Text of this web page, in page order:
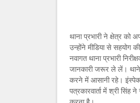
थाना प्रभारी ने क्षेत्र को
उन्होंने मीडिया से सहयोग
नवागत थाना प्रभारी
जानकारी जरूर ले लें। थाने
करने में आसानी रहे।
पत्रकारवार्ता में श्री सिंह